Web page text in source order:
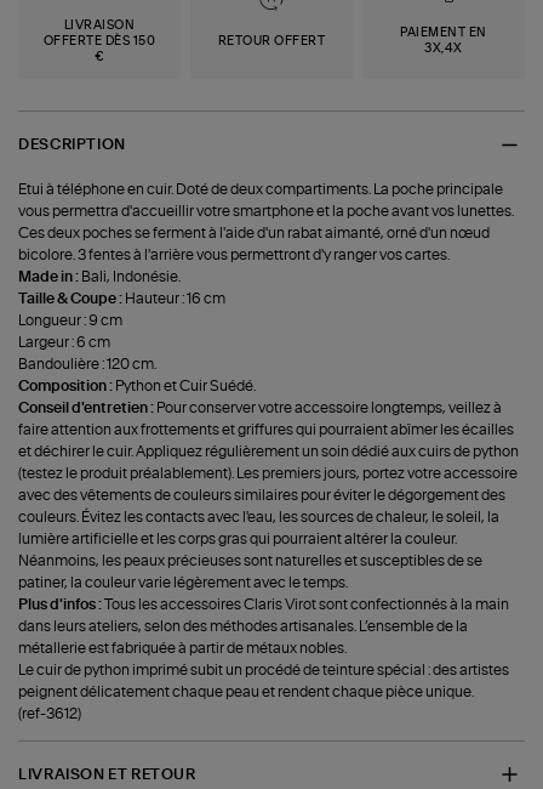
LIVRAISON
OFFERTE DÈS 150
€
RETOUR OFFERT
PAIEMENT EN
3X,4X
DESCRIPTION
Etui à téléphone en cuir. Doté de deux compartiments. La poche principale
vous permettra d'accueillir votre smartphone et la poche avant vos lunettes.
Ces deux poches se ferment à l'aide d'un rabat aimanté, orné d'un nœud
bicolore. 3 fentes à l'arrière vous permettront d'y ranger vos cartes.
Made in : Bali, Indonésie.
Taille & Coupe : Hauteur : 16 cm
Longueur : 9 cm
Largeur : 6 cm
Bandoulière : 120 cm.
Composition : Python et Cuir Suédé.
Conseil d'entretien : Pour conserver votre accessoire longtemps, veillez à
faire attention aux frottements et griffures qui pourraient abîmer les écailles
et déchirer le cuir. Appliquez régulièrement un soin dédié aux cuirs de python
(testez le produit préalablement). Les premiers jours, portez votre accessoire
avec des vêtements de couleurs similaires pour éviter le dégorgement des
couleurs. Évitez les contacts avec l'eau, les sources de chaleur, le soleil, la
lumière artificielle et les corps gras qui pourraient altérer la couleur.
Néanmoins, les peaux précieuses sont naturelles et susceptibles de se
patiner, la couleur varie légèrement avec le temps.
Plus d'infos :Tous les accessoires Claris Virot sont confectionnés à la main
dans leurs ateliers, selon des méthodes artisanales. L’ensemble de la
métallerie est fabriquée à partir de métaux nobles.
Le cuir de python imprimé subit un procédé de teinture spécial : des artistes
peignent délicatement chaque peau et rendent chaque pièce unique.
(ref-3612)
LIVRAISON ET RETOUR